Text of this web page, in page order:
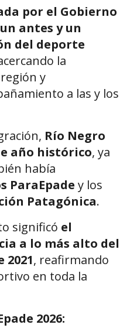
por el Gobierno
antes y un
del deporte
la
y
a las y los
Río Negro
año histórico, ya
había
ParaEpade y los
Patagónica.
significó el
a lo más alto del
, reafirmando
en toda la
2026: